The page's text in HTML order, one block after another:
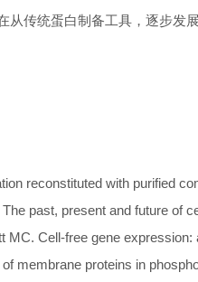
从传统蛋白制备工具，逐步
reconstituted with purified
past, present and future of
MC. Cell-free gene
membrane proteins in